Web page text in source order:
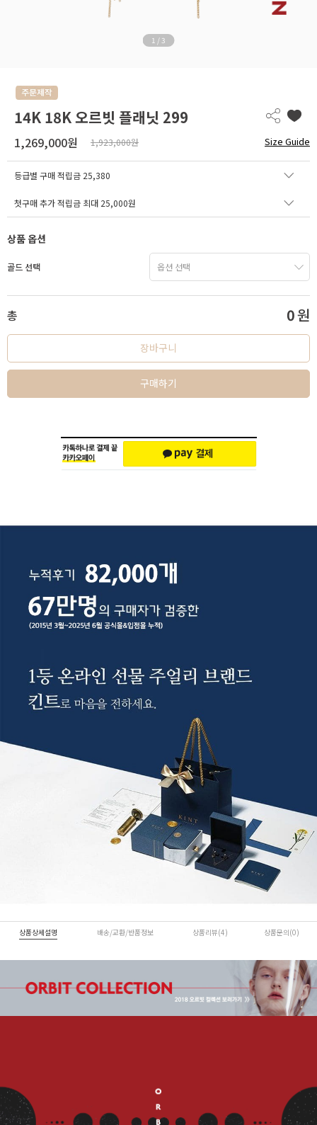
1 / 3
14K 18K 오르빗 플래닛 299
1,269,000원 1,923,000원 Size Guide
등급별 구매 적립금 25,380
첫구매 추가 적립금 최대 25,000원
상품 옵션
골드 선택
총 0원
장바구니
구매하기
상품상세설명 배송/교환/반품정보 상품리뷰(4) 상품문의(0)